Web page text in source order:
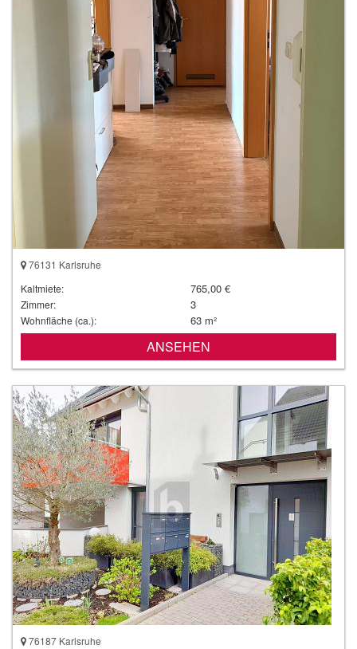
76131 Karlsruhe
Kaltmiete:
765,00 €
Zimmer: 3
Wohnfläche (ca.): 63 m²
ANSEHEN
76187 Karlsruhe